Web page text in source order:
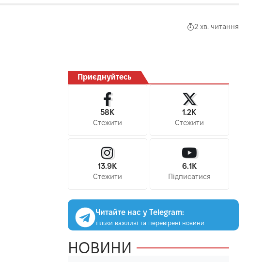
2 хв. читання
Приєднуйтесь
58K
Стежити
1.2K
Стежити
13.9K
Стежити
6.1K
Підписатися
Читайте нас у Telegram:
тільки важливі та перевірені новини
НОВИНИ